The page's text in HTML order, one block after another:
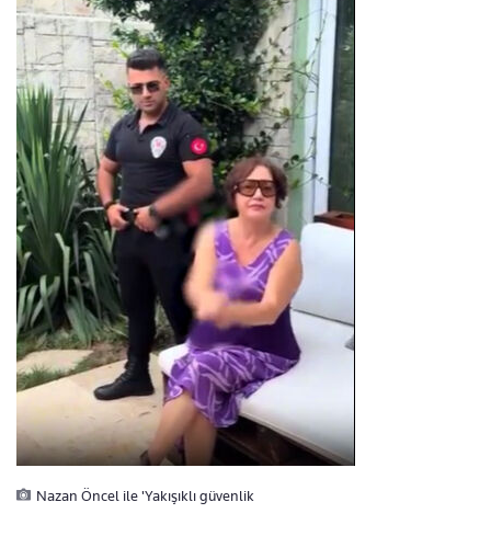
Nazan Öncel ile 'Yakışıklı güvenlik